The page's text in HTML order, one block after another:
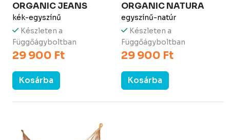
ORGANIC JEANS
kék-egyszínű
Készleten a
Függőágyboltban
29 900 Ft
Kosárba
ORGANIC NATURA
egyszínű-natúr
Készleten a
Függőágyboltban
29 900 Ft
Kosárba